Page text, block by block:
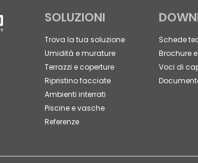
SOLUZIONI
Trova la tua soluzione
Umidità e murature
Terrazzi e coperture
Ripristino facciate
Ambienti interrati
Piscine e vasche
Referenze
Schede
Brochure
Voci di